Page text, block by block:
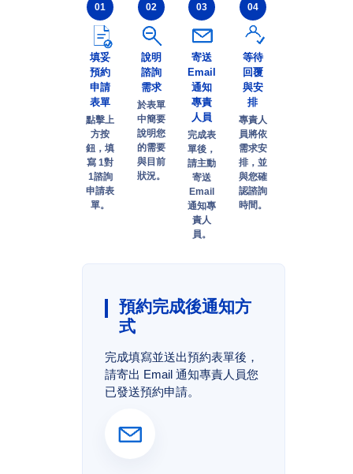
填妥
預約
申請
表單
點擊上
方按
鈕，填
寫 1對
1諮詢
申請表
單。
說明
諮詢
需求
於表單
中簡要
說明您
的需要
與目前
狀況。
寄送
Email
通知
專責
人員
完成表
單後，
請主動
寄送
Email
通知專
責人
員。
等待
回覆
與安
排
專責人
員將依
需求安
排，並
與您確
認諮詢
時間。
預約完成後通知方
式
完成填寫並送出預約表單後，
請寄出 Email 通知專責人員您
已發送預約申請。